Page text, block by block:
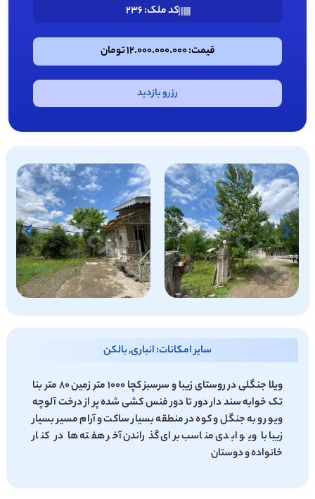
کد ملک: 236
قیمت: 12.000.000.000 تومان
رزرو بازدید
سایر امکانات: انباری, بالکن
ویلا جنگلی در روستای زیبا و سرسبز کچا 1000 متر زمین 80 متر بنا
تک خوابه سند دار دور تا دور فنس کشی شده پر از درخت آلوچه
ویو رو به جنگل و کوه در منطقه بسیار ساکت و آرام مسیر بسیار
زیبا با ویو ابدی مناسب برای گذراندن آخر هفته ها در کنار
خانواده و دوستان